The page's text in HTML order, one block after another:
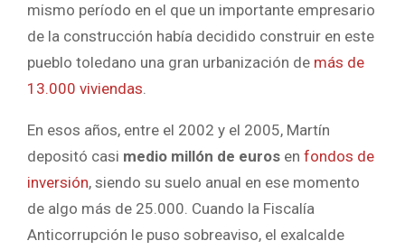
mismo período en el que un importante empresario
de la construcción había decidido construir en este
pueblo toledano una gran urbanización de más de
13.000 viviendas.
En esos años, entre el 2002 y el 2005, Martín
depositó casi medio millón de euros en fondos de
inversión, siendo su suelo anual en ese momento
de algo más de 25.000. Cuando la Fiscalía
Anticorrupción le puso sobreaviso, el exalcalde